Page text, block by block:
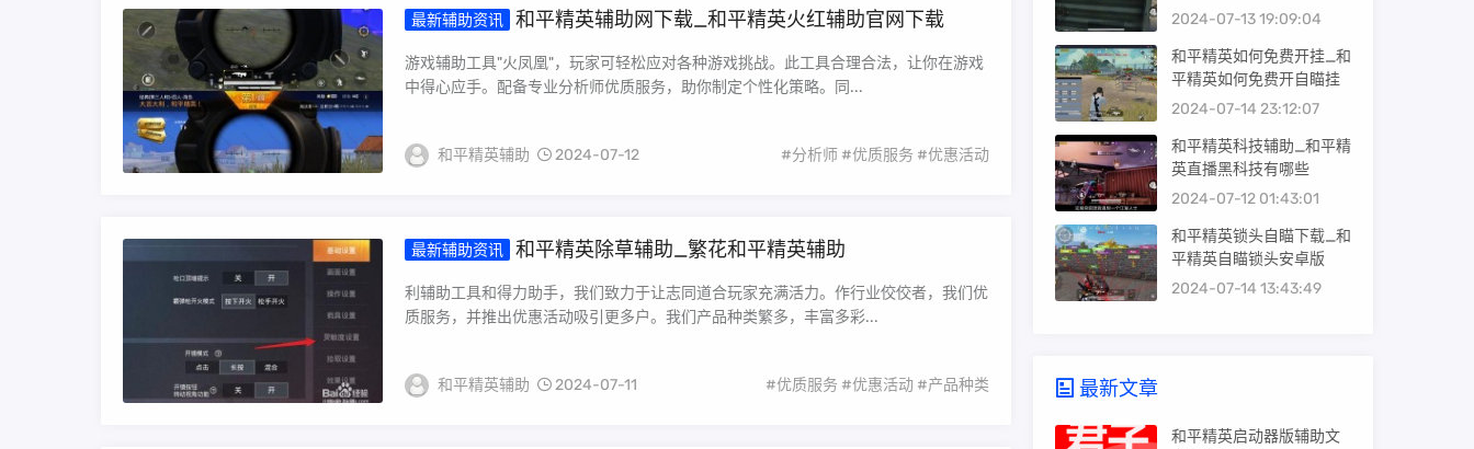
最新辅助资讯 和平精英辅助网下载_和平精英火红辅助官网下载
游戏辅助工具"火凤凰"，玩家可轻松应对各种游戏挑战。此工具合理合法，让你在游戏
中得心应手。配备专业分析师优质服务，助你制定个性化策略。同...
和平精英辅助 2024-07-12 #分析师 #优质服务 #优惠活动
最新辅助资讯 和平精英除草辅助_繁花和平精英辅助
利辅助工具和得力助手，我们致力于让志同道合玩家充满活力。作行业佼佼者，我们优
质服务，并推出优惠活动吸引更多户。我们产品种类繁多，丰富多彩...
和平精英辅助 2024-07-11 #优质服务 #优惠活动 #产品种类
器免费版
2024-07-13 19:09:04
和平精英如何免费开挂_和
平精英如何免费开自瞄挂
2024-07-14 23:12:07
和平精英科技辅助_和平精
英直播黑科技有哪些
2024-07-12 01:43:01
和平精英锁头自瞄下载_和
平精英自瞄锁头安卓版
2024-07-14 13:43:49
最新文章
和平精英启动器版辅助文